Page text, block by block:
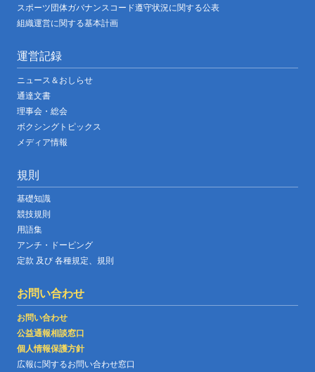
スポーツ団体ガバナンスコード遵守状況に関する公表
組織運営に関する基本計画
運営記録
ニュース＆おしらせ
通達文書
理事会・総会
ボクシングトピックス
メディア情報
規則
基礎知識
競技規則
用語集
アンチ・ドーピング
定款 及び 各種規定、規則
お問い合わせ
お問い合わせ
公益通報相談窓口
個人情報保護方針
広報に関するお問い合わせ窓口